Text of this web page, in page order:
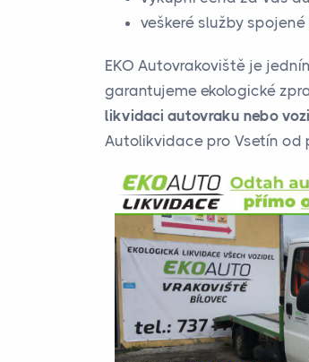
veškeré služby
EKO Autovrakoviště je
garantujeme ekologické
likvidaci autovraku nebo
Autolikvidace pro Vsetín od